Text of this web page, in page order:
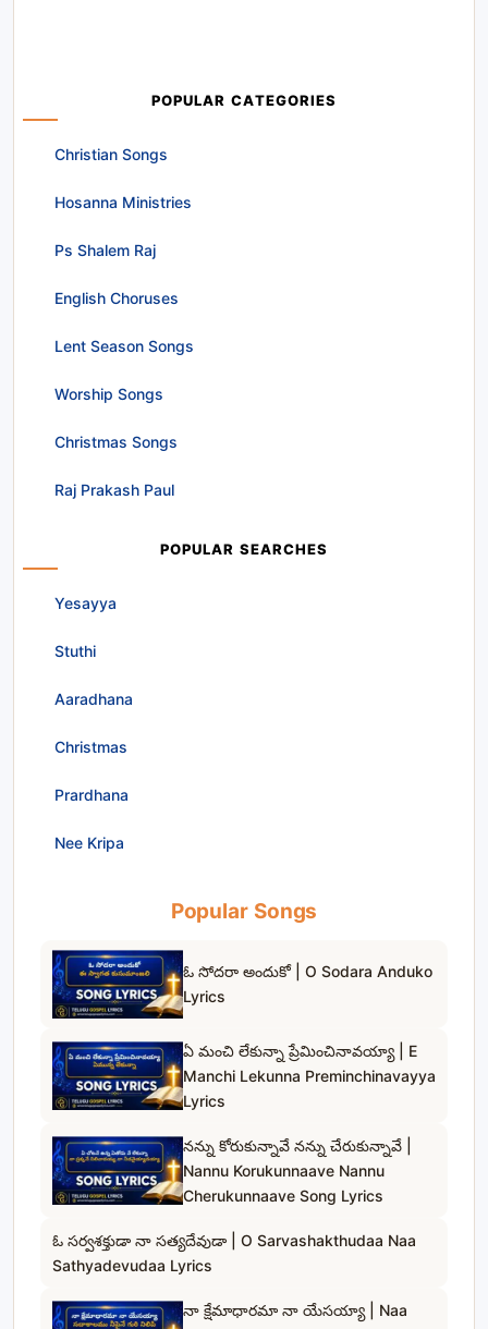
POPULAR CATEGORIES
Christian Songs
Hosanna Ministries
Ps Shalem Raj
English Choruses
Lent Season Songs
Worship Songs
Christmas Songs
Raj Prakash Paul
POPULAR SEARCHES
Yesayya
Stuthi
Aaradhana
Christmas
Prardhana
Nee Kripa
Popular Songs
ఓ సోదరా అందుకో | O Sodara Anduko
Lyrics
ఏ మంచి లేకున్నా ప్రేమించినావయ్యా | E
Manchi Lekunna Preminchinavayya
Lyrics
నన్ను కోరుకున్నావే నన్ను చేరుకున్నావే |
Nannu Korukunnaave Nannu
Cherukunnaave Song Lyrics
ఓ సర్వశక్తుడా నా సత్యదేవుడా | O Sarvashakthudaa Naa
Sathyadevudaa Lyrics
నా క్షేమాధారమా నా యేసయ్యా | Naa